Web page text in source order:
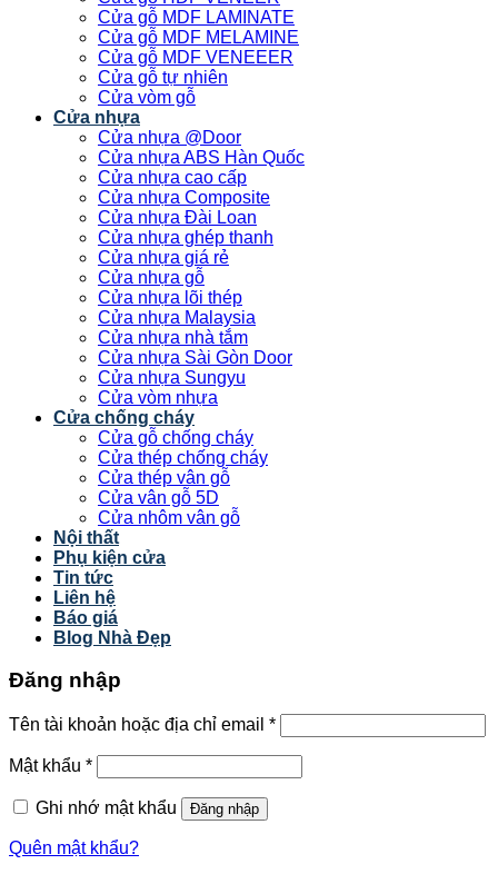
Cửa gỗ MDF LAMINATE
Cửa gỗ MDF MELAMINE
Cửa gỗ MDF VENEEER
Cửa gỗ tự nhiên
Cửa vòm gỗ
Cửa nhựa
Cửa nhựa @Door
Cửa nhựa ABS Hàn Quốc
Cửa nhựa cao cấp
Cửa nhựa Composite
Cửa nhựa Đài Loan
Cửa nhựa ghép thanh
Cửa nhựa giá rẻ
Cửa nhựa gỗ
Cửa nhựa lõi thép
Cửa nhựa Malaysia
Cửa nhựa nhà tắm
Cửa nhựa Sài Gòn Door
Cửa nhựa Sungyu
Cửa vòm nhựa
Cửa chống cháy
Cửa gỗ chống cháy
Cửa thép chống cháy
Cửa thép vân gỗ
Cửa vân gỗ 5D
Cửa nhôm vân gỗ
Nội thất
Phụ kiện cửa
Tin tức
Liên hệ
Báo giá
Blog Nhà Đẹp
Đăng nhập
Tên tài khoản hoặc địa chỉ email *
Mật khẩu *
Ghi nhớ mật khẩu Đăng nhập
Quên mật khẩu?